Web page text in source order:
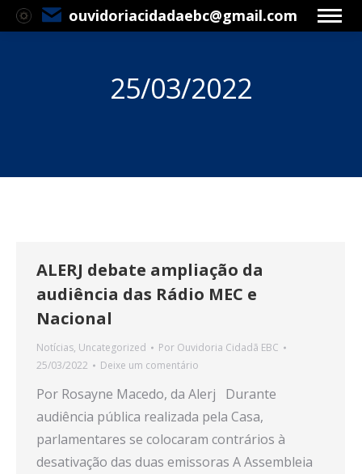
ouvidoriacidadaebc@gmail.com
25/03/2022
ALERJ debate ampliação da
audiência das Rádio MEC e
Nacional
Notícias, Uncategorized Por Ouvidoria Cidadã EBC
25/03/2022
Deixe um comentário
Por Rosayne Macedo, da Alerj Durante
audiência pública realizada pela Casa,
parlamentares se colocaram contrários à
desativação das duas emissoras A Assembleia